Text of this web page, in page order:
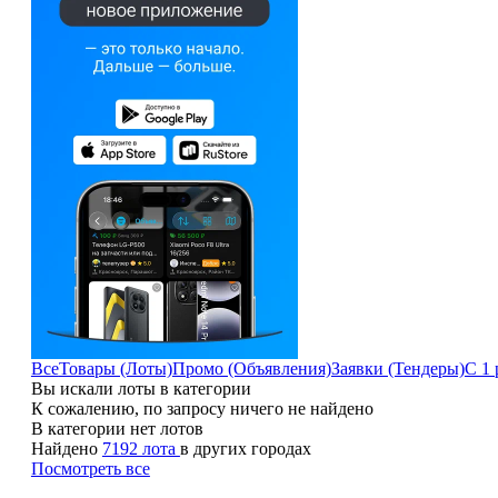
ВсеТовары (Лоты)Промо (Объявления)Заявки (Тендеры)С 1
Вы искали лоты в категории
К сожалению, по запросу ничего не найдено
В категории нет лотов
Найдено 7192 лота в других городах
Посмотреть все